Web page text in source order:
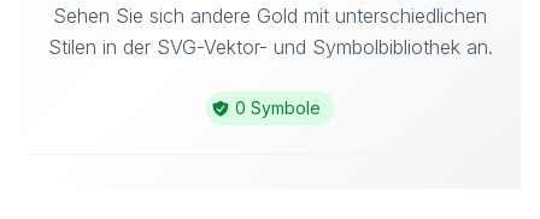
Sehen Sie sich andere Gold mit unterschiedlichen
Stilen in der SVG-Vektor- und Symbolbibliothek an.
0 Symbole